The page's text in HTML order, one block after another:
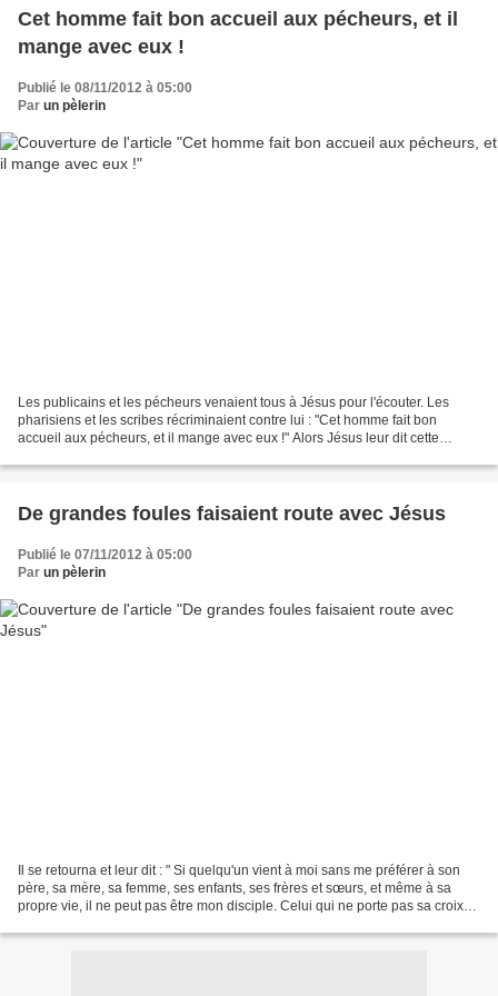
Cet homme fait bon accueil aux pécheurs, et il
mange avec eux !
Publié le 08/11/2012 à 05:00
Par un pèlerin
Les publicains et les pécheurs venaient tous à Jésus pour l'écouter. Les
pharisiens et les scribes récriminaient contre lui : "Cet homme fait bon
accueil aux pécheurs, et il mange avec eux !" Alors Jésus leur dit cette
De grandes foules faisaient route avec Jésus
Publié le 07/11/2012 à 05:00
Par un pèlerin
Il se retourna et leur dit : " Si quelqu'un vient à moi sans me préférer à son
père, sa mère, sa femme, ses enfants, ses frères et sœurs, et même à sa
propre vie, il ne peut pas être mon disciple. Celui qui ne porte pas sa croix